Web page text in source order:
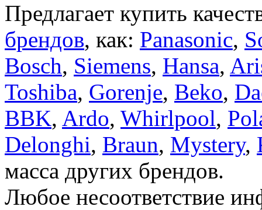
Предлагает купить
брендов, как: Panasonic,
Bosch, Siemens, Hansa,
Toshiba, Gorenje, Beko,
BBK, Ardo, Whirlpool,
Delonghi, Braun, Mystery,
масса других брендов.
Любое несоответствие